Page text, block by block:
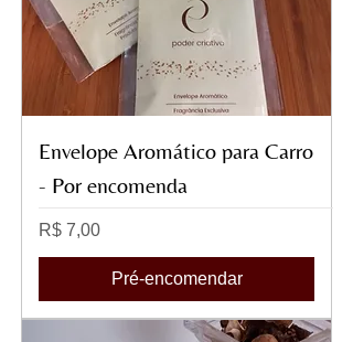
Envelope Aromático para Carro
- Por encomenda
Preço
R$ 7,00
Pré-encomendar